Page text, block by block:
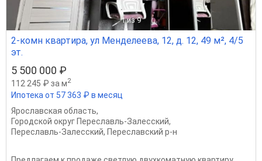
1 из 9
2-комн квартира, ул Менделеева, 12, д. 12, 49 м², 4/5
эт.
5 500 000 ₽
112 245 ₽ за м2
Ипотека от 57 363 ₽ в месяц
Ярославская область,
Городской округ Переславль-Залесский,
Переславль-Залесский, Переславский р-н